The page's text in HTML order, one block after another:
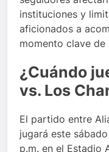
instituciones y
aficionados a
momento clave de
¿Cuándo
vs. Los
El partido entre
jugará este
p.m. en el Estadio